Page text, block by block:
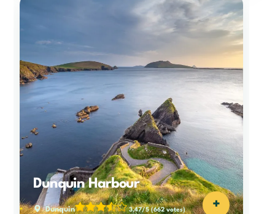
Dunquin Harbour
Dunquin 3,47/5(662 votes) +